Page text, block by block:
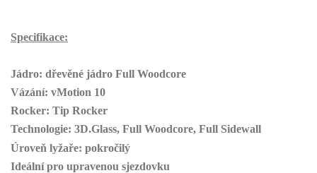
Specifikace:
Jádro: dřevěné jádro Full Woodcore
Vázání: vMotion 10
Rocker: Tip Rocker
Technologie: 3D.Glass, Full Woodcore, Full Sidewall
Úroveň lyžaře: pokročilý
Ideální pro upravenou sjezdovku